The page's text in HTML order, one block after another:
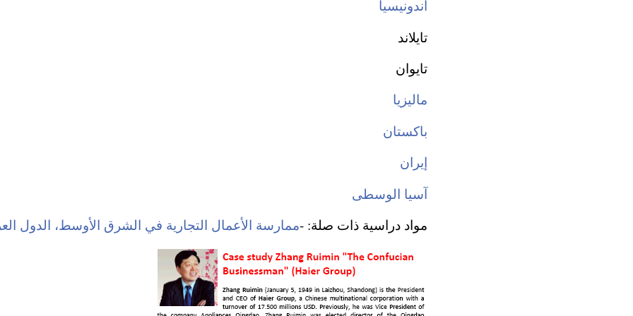
اندونيسيا
تايلاند
تايوان
ماليزيا
باكستان
إيران
آسيا الوسطى
مواد دراسية ذات صلة: -ممارسة الأعمال التجارية في الشرق الأوسط، الدول